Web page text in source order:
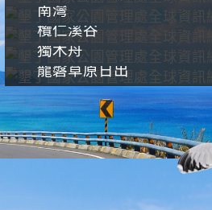
南灣
欖仁溪谷
獨木舟
龍磐草原日出